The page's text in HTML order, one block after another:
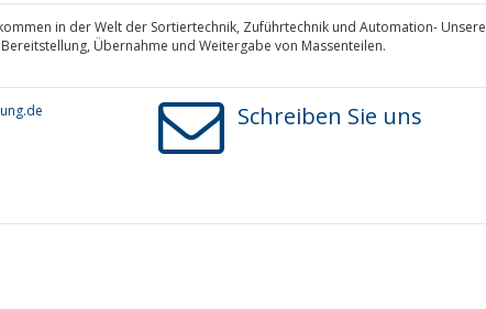
in der Welt der Sortiertechnik, Zuführtechnik und Automation- Unsere
Übernahme und Weitergabe von Massenteilen.
Schreiben Sie uns